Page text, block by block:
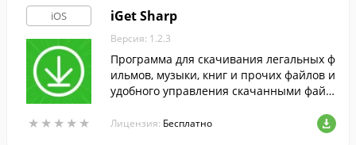
iOS
★ ★ ★ ★ ★
★ ★ ★ ★ ★
iGet Sharp
Версия: 1.2.3
Программа для скачивания легальных ф
ильмов, музыки, книг и прочих файлов и
удобного управления скачанными файл
Лицензия: Бесплатно